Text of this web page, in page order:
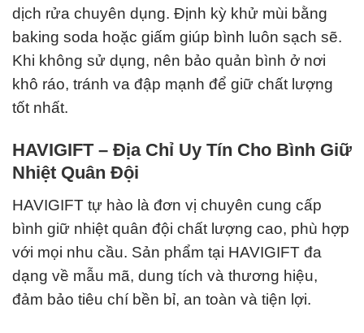
dịch rửa chuyên dụng. Định kỳ khử mùi bằng
baking soda hoặc giấm giúp bình luôn sạch sẽ.
Khi không sử dụng, nên bảo quản bình ở nơi
khô ráo, tránh va đập mạnh để giữ chất lượng
tốt nhất.
HAVIGIFT – Địa Chỉ Uy Tín Cho Bình Giữ
Nhiệt Quân Đội
HAVIGIFT tự hào là đơn vị chuyên cung cấp
bình giữ nhiệt quân đội chất lượng cao, phù hợp
với mọi nhu cầu. Sản phẩm tại HAVIGIFT đa
dạng về mẫu mã, dung tích và thương hiệu,
đảm bảo tiêu chí bền bỉ, an toàn và tiện lợi.